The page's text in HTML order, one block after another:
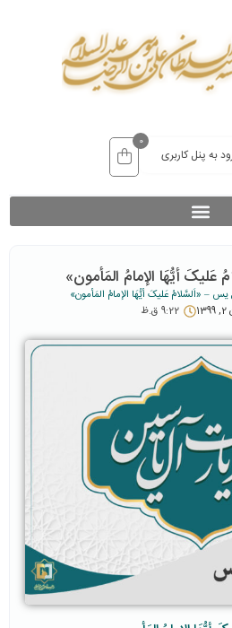
به پنل کاربری
0
أیُّهَا الإمامُ المَأمون»
یس – «اَلسَّلامُ عَلیکَ أیُّهَا الإمامُ المَأمون»
9:22 ق.ظ